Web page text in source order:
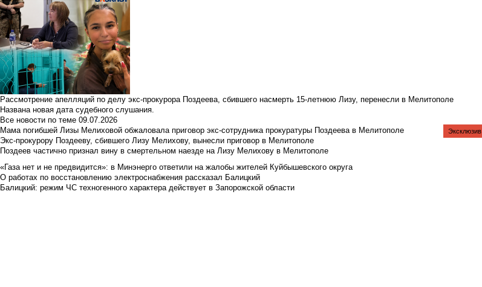
Рассмотрение апелляций по делу экс-прокурора Поздеева, сбившего насмерть 15-летнюю Лизу, перенесли в Мелитополе
Названа новая дата судебного слушания.
Все новости по теме 09.07.2026
Мама погибшей Лизы Мелиховой обжаловала приговор экс-сотрудника прокуратуры Поздеева в Мелитополе
Экс-прокурору Поздееву, сбившего Лизу Мелихову, вынесли приговор в Мелитополе
Поздеев частично признал вину в смертельном наезде на Лизу Мелихову в Мелитополе
«Газа нет и не предвидится»: в Минэнерго ответили на жалобы жителей Куйбышевского округа
Эксклюзив
О работах по восстановлению электроснабжения рассказал Балицкий
Балицкий: режим ЧС техногенного характера действует в Запорожской области